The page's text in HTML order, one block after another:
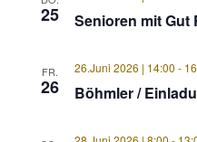
25 Senioren mit Gut
FR.
26 Böhmler /
26.Juni 2026 | 14:00 -